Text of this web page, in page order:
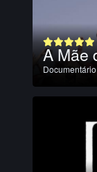
A Mãe
Documentário